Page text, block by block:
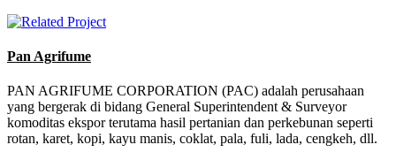
Pan Agrifume
PAN AGRIFUME CORPORATION (PAC) adalah perusahaan
yang bergerak di bidang General Superintendent & Surveyor
komoditas ekspor terutama hasil pertanian dan perkebunan seperti
rotan, karet, kopi, kayu manis, coklat, pala, fuli, lada, cengkeh, dll.